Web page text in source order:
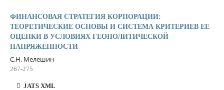
ФИНАНСОВАЯ СТРАТЕГИЯ КОРПОРАЦИИ:
ТЕОРЕТИЧЕСКИЕ ОСНОВЫ И СИСТЕМА КРИТЕРИЕВ ЕЕ
ОЦЕНКИ В УСЛОВИЯХ ГЕОПОЛИТИЧЕСКОЙ
НАПРЯЖЕННОСТИ
С.Н. Мелешин
267-275
JATS XML